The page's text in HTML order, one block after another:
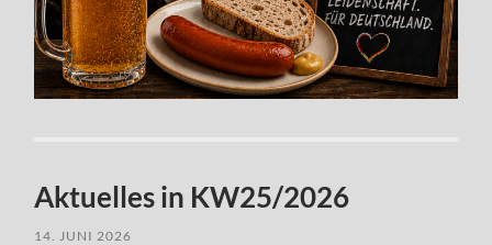
Aktuelles in KW25/2026
14. JUNI 2026